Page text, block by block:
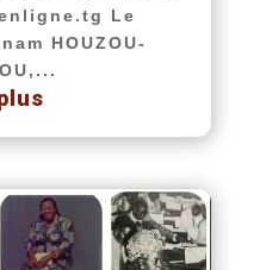
Le
HOUZOU-